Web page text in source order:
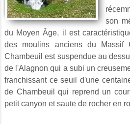
son
du Moyen Âge, il est
des moulins anciens du Massif
Chambeuil est suspendue au
de l'Alagnon qui a subi un
franchissant ce seuil d'une
de Chambeuil qui reprend un
petit canyon et saute de rocher en